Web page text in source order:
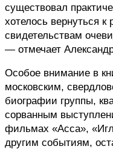
существовал
хотелось вернуться
свидетельствам
— отмечает
Особое внимание в
московским,
биографии группы,
сорванным
фильмах «Асса»,
другим событиям,